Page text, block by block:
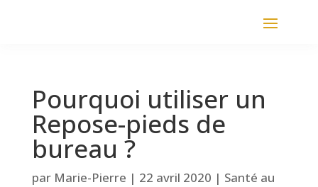
Pourquoi utiliser un
Repose-pieds de
bureau ?
par Marie-Pierre | 22 avril 2020 | Santé au